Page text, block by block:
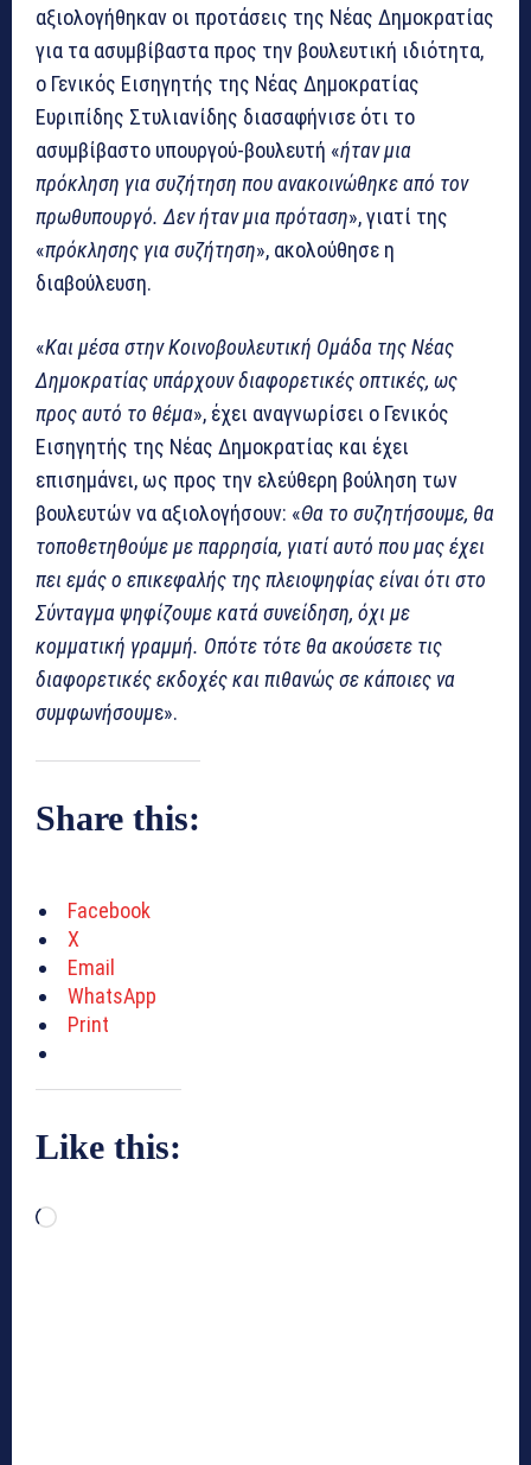
αξιολογήθηκαν οι προτάσεις της Νέας Δημοκρατίας
για τα ασυμβίβαστα προς την βουλευτική ιδιότητα,
ο Γενικός Εισηγητής της Νέας Δημοκρατίας
Ευριπίδης Στυλιανίδης διασαφήνισε ότι το
ασυμβίβαστο υπουργού-βουλευτή «ήταν μια
πρόκληση για συζήτηση που ανακοινώθηκε από τον
πρωθυπουργό. Δεν ήταν μια πρόταση», γιατί της
«πρόκλησης για συζήτηση», ακολούθησε η
διαβούλευση.
«Και μέσα στην Κοινοβουλευτική Ομάδα της Νέας
Δημοκρατίας υπάρχουν διαφορετικές οπτικές, ως
προς αυτό το θέμα», έχει αναγνωρίσει ο Γενικός
Εισηγητής της Νέας Δημοκρατίας και έχει
επισημάνει, ως προς την ελεύθερη βούληση των
βουλευτών να αξιολογήσουν: «Θα το συζητήσουμε, θα
τοποθετηθούμε με παρρησία, γιατί αυτό που μας έχει
πει εμάς ο επικεφαλής της πλειοψηφίας είναι ότι στο
Σύνταγμα ψηφίζουμε κατά συνείδηση, όχι με
κομματική γραμμή. Οπότε τότε θα ακούσετε τις
διαφορετικές εκδοχές και πιθανώς σε κάποιες να
συμφωνήσουμε».
Share this:
Facebook
X
Email
WhatsApp
Print
Like this:
L